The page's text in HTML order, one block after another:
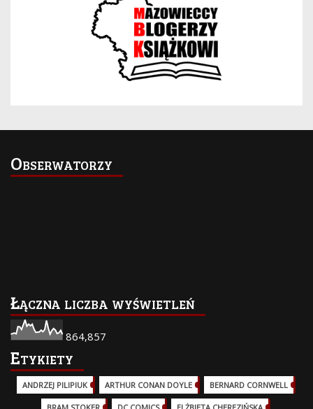
Obserwatorzy
Łączna liczba wyświetleń
864,857
Etykiety
ANDRZEJ PILIPIUK (29)ARTHUR CONAN DOYLE BERNARD CORNWELL